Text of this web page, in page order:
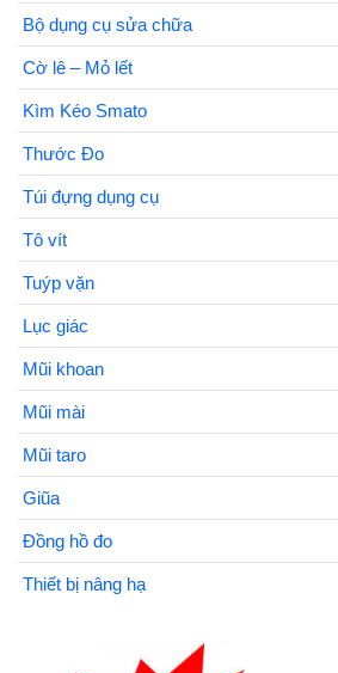
Bộ dụng cụ sửa chữa
Cờ lê – Mỏ lết
Kìm Kéo Smato
Thước Đo
Túi đựng dụng cụ
Tô vít
Tuýp vặn
Lục giác
Mũi khoan
Mũi mài
Mũi taro
Giũa
Đồng hồ đo
Thiết bị nâng hạ